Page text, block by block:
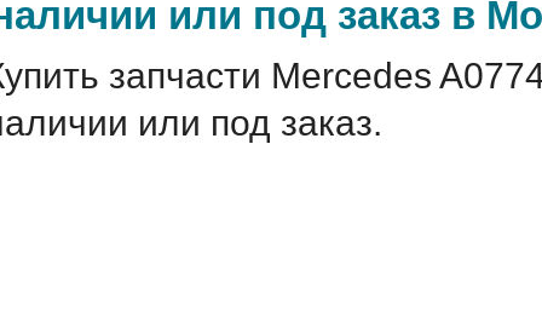
или под заказ в
запчасти Mercedes
или под заказ.